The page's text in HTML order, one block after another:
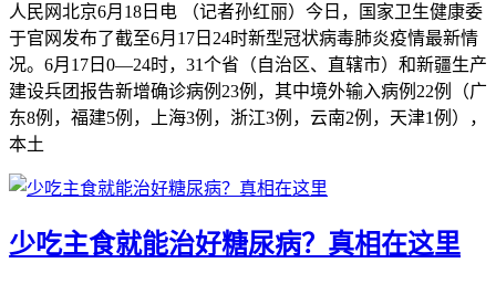
人民网北京6月18日电 （记者孙红丽）今日，国家卫生健康委
于官网发布了截至6月17日24时新型冠状病毒肺炎疫情最新情
况。6月17日0—24时，31个省（自治区、直辖市）和新疆生产
建设兵团报告新增确诊病例23例，其中境外输入病例22例（广
东8例，福建5例，上海3例，浙江3例，云南2例，天津1例），
本土
少吃主食就能治好糖尿病？真相在这里